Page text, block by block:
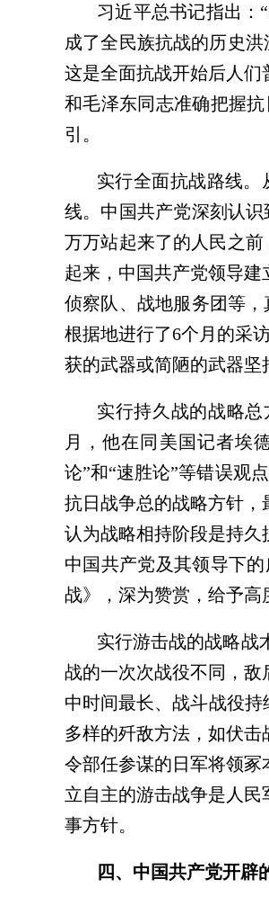
习近平总书记指出：
成了全民族抗战的历史
这是全面抗战开始后人
和毛泽东同志准确把握
引。
实行全面抗战路线
线。中国共产党深刻认
万万站起来了的人民之
起来，中国共产党领导建
侦察队、战地服务团等
根据地进行了6个月的采
获的武器或简陋的武器坚
实行持久战的战略总
月，他在同美国记者埃
论”和“速胜论”等错误观
抗日战争总的战略方针，
认为战略相持阶段是持久
中国共产党及其领导下
战》，深为赞赏，给予高
实行游击战的战略战
战的一次次战役不同，
中时间最长、战斗战役
多样的歼敌方法，如伏
令部任参谋的日军将领
立自主的游击战争是人
事方针。
四、中国共产党开辟